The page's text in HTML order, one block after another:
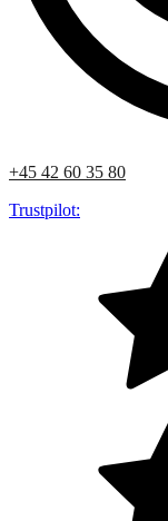
+45 42 60 35 80
Trustpilot: